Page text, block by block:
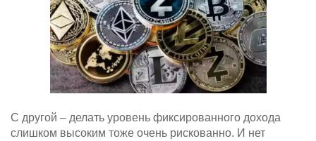
С другой – делать уровень фиксированного дохода
слишком высоким тоже очень рискованно. И нет